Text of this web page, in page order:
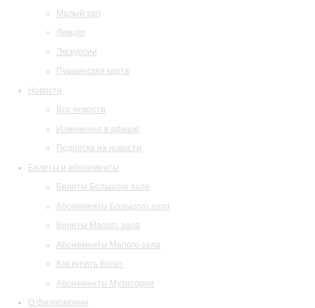
Малый зал
Лекции
Экскурсии
Пушкинская карта
Новости
Все новости
Изменения в афише
Подписка на новости
Билеты и абонементы
Билеты Большого зала
Абонементы Большого зала
Билеты Малого зала
Абонементы Малого зала
Как купить билет
Абонементы Музитория
О филармонии